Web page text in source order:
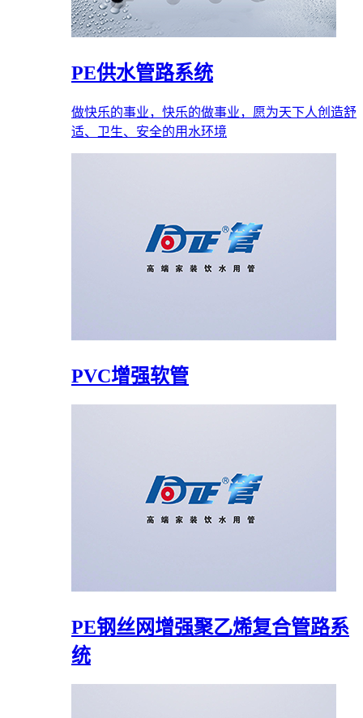
PE供水管路系统
做快乐的事业，快乐的做事业，愿为天下人创造舒
适、卫生、安全的用水环境
PVC增强软管
PE钢丝网增强聚乙烯复合管路系
统